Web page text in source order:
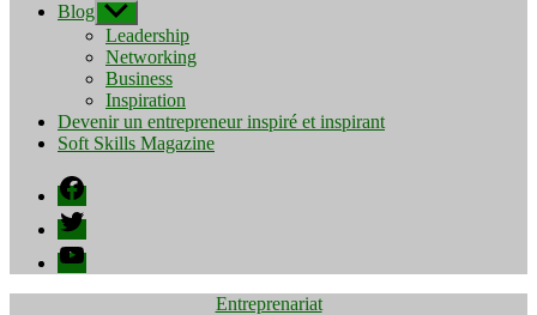
Blog Afficher
le
sous-
menu
Leadership
Networking
Business
Inspiration
Devenir un entrepreneur inspiré et inspirant
Soft Skills Magazine
Facebook
Twitter
YouTube
Catégories
Entreprenariat